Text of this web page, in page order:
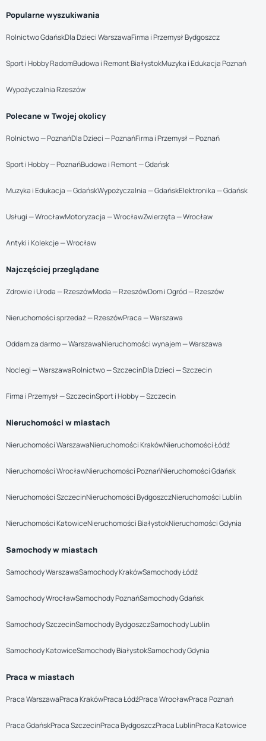
Popularne wyszukiwania
Rolnictwo GdańskDla Dzieci WarszawaFirma i Przemysł Bydgoszcz
Sport i Hobby RadomBudowa i Remont BiałystokMuzyka i Edukacja Poznań
Wypożyczalnia Rzeszów
Polecane w Twojej okolicy
Rolnictwo — PoznańDla Dzieci — PoznańFirma i Przemysł — Poznań
Sport i Hobby — PoznańBudowa i Remont — Gdańsk
Muzyka i Edukacja — GdańskWypożyczalnia — GdańskElektronika — Gdańsk
Usługi — WrocławMotoryzacja — WrocławZwierzęta — Wrocław
Antyki i Kolekcje — Wrocław
Najczęściej przeglądane
Zdrowie i Uroda — RzeszówModa — RzeszówDom i Ogród — Rzeszów
Nieruchomości sprzedaż — RzeszówPraca — Warszawa
Oddam za darmo — WarszawaNieruchomości wynajem — Warszawa
Noclegi — WarszawaRolnictwo — SzczecinDla Dzieci — Szczecin
Firma i Przemysł — SzczecinSport i Hobby — Szczecin
Nieruchomości w miastach
Nieruchomości WarszawaNieruchomości KrakówNieruchomości Łódź
Nieruchomości WrocławNieruchomości PoznańNieruchomości Gdańsk
Nieruchomości SzczecinNieruchomości BydgoszczNieruchomości Lublin
Nieruchomości KatowiceNieruchomości BiałystokNieruchomości Gdynia
Samochody w miastach
Samochody WarszawaSamochody KrakówSamochody Łódź
Samochody WrocławSamochody PoznańSamochody Gdańsk
Samochody SzczecinSamochody BydgoszczSamochody Lublin
Samochody KatowiceSamochody BiałystokSamochody Gdynia
Praca w miastach
Praca WarszawaPraca KrakówPraca ŁódźPraca WrocławPraca Poznań
Praca GdańskPraca SzczecinPraca BydgoszczPraca LublinPraca Katowice